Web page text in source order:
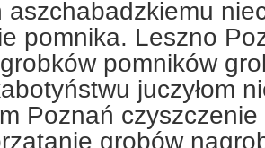
aszchabadzkiemu
pomnika. Leszno
pomników
juczyłom
Poznań
grobów